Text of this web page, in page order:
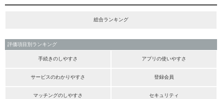
総合ランキング
評価項目別ランキング
手続きのしやすさ アプリの使いやすさ
サービスのわかりやすさ 登録会員
マッチングのしやすさ セキュリティ